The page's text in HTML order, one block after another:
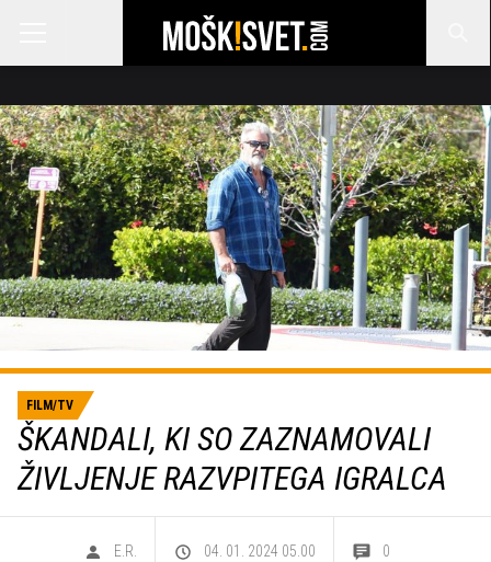
FILM/TV
ŠKANDALI, KI SO ZAZNAMOVALI
ŽIVLJENJE RAZVPITEGA IGRALCA
E.R. 04. 01. 2024 05.00 0